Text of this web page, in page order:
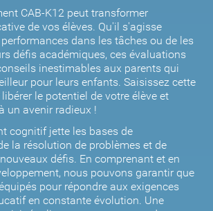
CAB-K12 peut transformer
de vos élèves. Qu'il s'agisse
dans les tâches ou de les
défis académiques, ces évaluations
inestimables aux parents qui
pour leurs enfants. Saisissez cette
le potentiel de votre élève et
un avenir radieux !
cognitif jette les bases de
la résolution de problèmes et de
défis. En comprenant et en
nous pouvons garantir que
pour répondre aux exigences
en constante évolution. Une